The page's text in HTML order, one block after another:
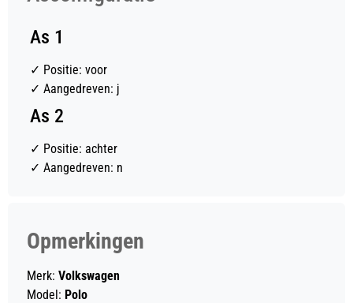
As 1
✓ Positie: voor
✓ Aangedreven: j
As 2
✓ Positie: achter
✓ Aangedreven: n
Opmerkingen
Merk: Volkswagen
Model: Polo